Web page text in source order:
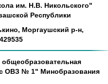
им. Н.В. Никольского"
Республики
Моргаушский р-н,
общеобразовательная
ОВЗ № 1" Минобразования